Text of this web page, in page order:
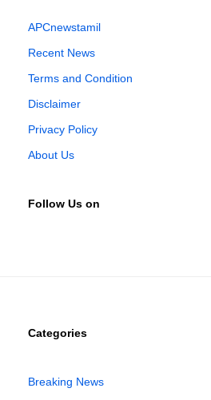
APCnewstamil
Recent News
Terms and Condition
Disclaimer
Privacy Policy
About Us
Follow Us on
Categories
Breaking News